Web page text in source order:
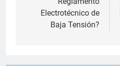
entradas
Electrotécnico de
Baja Tensión?